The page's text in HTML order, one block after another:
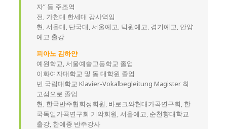
자” 등 주조역
전, 가천대 한세대 강사역임
현, 서울대, 단국대, 서울예고, 덕원예고, 경기예고, 안양
예고 출강
피아노 김하얀
예원학교, 서울예술고등학교 졸업
이화여자대학교 및 동 대학원 졸업
빈 국립대학교 Klavier-Vokalbegleitung Magister 최
고점으로 졸업
현, 한국반주협회정회원, 바로크와현대가곡연구회, 한
국독일가곡연구회 기악회원, 서울예고, 순천향대학교
출강, 한예종 반주강사